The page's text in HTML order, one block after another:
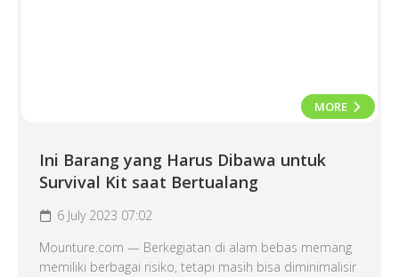
MORE
Ini Barang yang Harus Dibawa untuk
Survival Kit saat Bertualang
6 July 2023 07:02
Mounture.com — Berkegiatan di alam bebas memang
memiliki berbagai risiko, tetapi masih bisa diminimalisir